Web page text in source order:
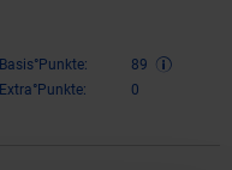
Basis°Punkte:
89
Extra°Punkte:
0